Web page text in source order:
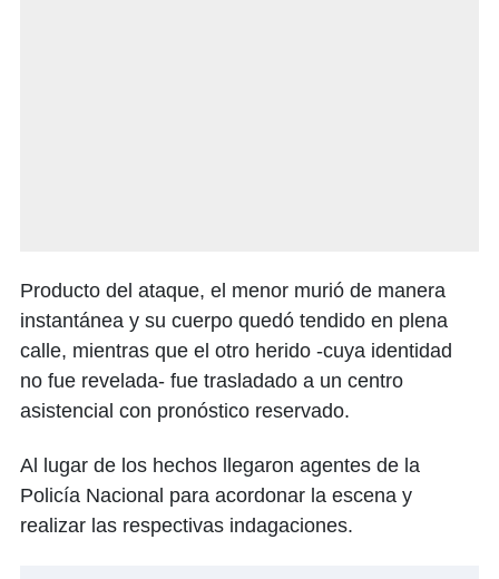
Producto del ataque, el menor murió de manera
instantánea y su cuerpo quedó tendido en plena
calle, mientras que el otro herido -cuya identidad
no fue revelada- fue trasladado a un centro
asistencial con pronóstico reservado.
Al lugar de los hechos llegaron agentes de la
Policía Nacional para acordonar la escena y
realizar las respectivas indagaciones.